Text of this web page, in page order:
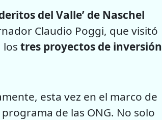
del Valle’ de Naschel
Claudio Poggi, que visitó
los tres proyectos de inversión
esta vez en el marco de
de las ONG. No solo